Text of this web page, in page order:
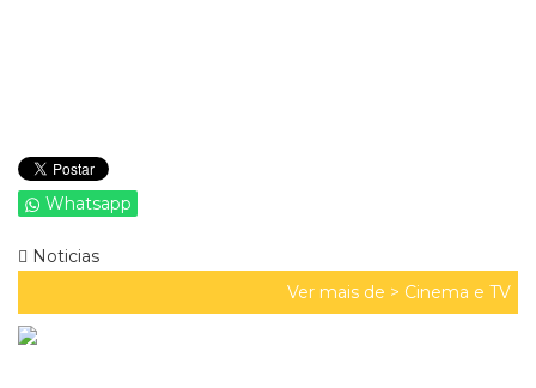
Whatsapp
Noticias
Ver mais de > Cinema e TV